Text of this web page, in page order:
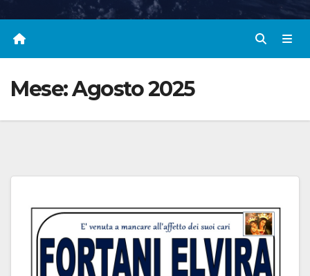
Mese:Agosto 2025